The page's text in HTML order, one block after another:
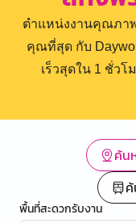
ตำแหน่งงานคุณภา
คุณที่สุด กับ
เร็วสุดใน 1 ชั่ว
ค้น
พื้นที่สะดวกรับงาน